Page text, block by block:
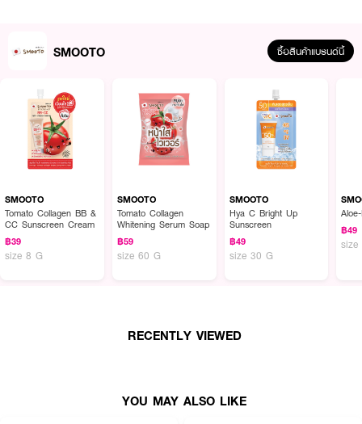
หลังล้างหน้า ทาเซรั่มให้ทั่วใบหน้าและลำคอ ทาเป็นประจำทุกเช้า-เย็น
SMOOTO ซื้อสินค้าแบรนด์นี้
SMOOTO
Tomato Collagen BB &
CC Sunscreen Cream
฿39
size 8 G
SMOOTO
Tomato Collagen
Whitening Serum Soap
฿59
size 60 G
SMOOTO
Hya C Bright Up
Sunscreen
฿49
size 30 G
฿49
size
RECENTLY VIEWED
YOU MAY ALSO LIKE